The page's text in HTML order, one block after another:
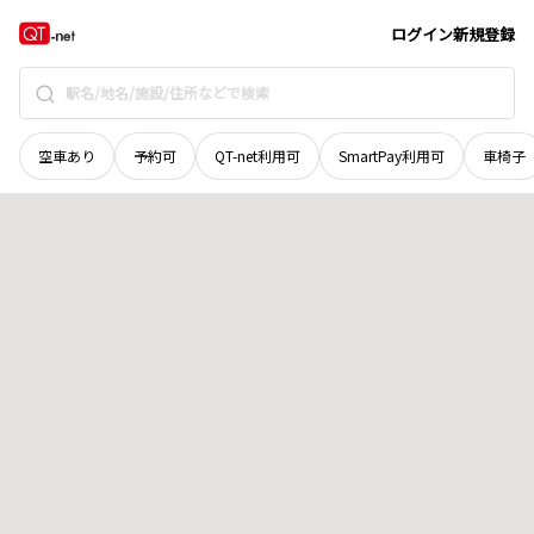
ログイン新規登録
空車あり 予約可 QT-net利用可 SmartPay利用可 車椅子
岡山県